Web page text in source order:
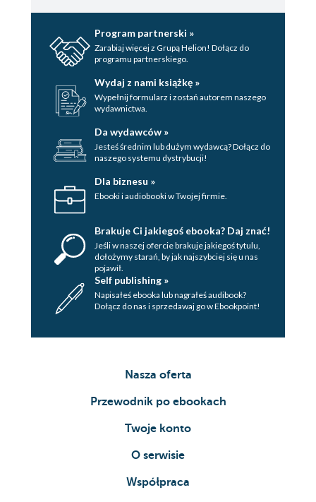
Program partnerski »
Zarabiaj więcej z Grupą Helion! Dołącz do
programu partnerskiego.
Wydaj z nami książkę »
Wypełnij formularz i zostań autorem naszego
wydawnictwa.
Da wydawców »
Jesteś średnim lub dużym wydawcą? Dołącz do
naszego systemu dystrybucji!
Dla biznesu »
Ebooki i audiobooki w Twojej firmie.
Brakuje Ci jakiegoś ebooka? Daj znać!
Jeśli w naszej ofercie brakuje jakiegoś tytulu,
dołożymy starań, by jak najszybciej się u nas
pojawił.
Self publishing »
Napisałeś ebooka lub nagrałeś audibook?
Dołącz do nas i sprzedawaj go w Ebookpoint!
Nasza oferta
Przewodnik po ebookach
Twoje konto
O serwisie
Współpraca